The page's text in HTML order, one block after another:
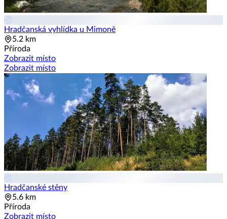
Hradčanská vyhlídka u Mimoně
5.2 km
Příroda
Zobrazit místo
Zobrazit místo
Hradčanské stěny
5.6 km
Příroda
Zobrazit místo